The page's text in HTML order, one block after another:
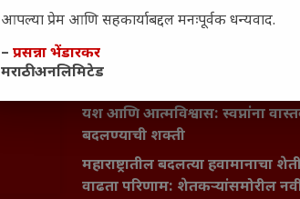
वैभवशाली इतिहासाचे साक्षीदार
संवेदनशीलता : आजच्या तरुणांच्या
यश आणि आत्मविश्वास: स्वप्नांना
बदलण्याची शक्ती
महाराष्ट्रातील बदलत्या हवामानाचा
वाढता परिणाम: शेतकऱ्यांसमोरील
आपल्या प्रेम आणि सहकार्याबद्दल मनःपूर्वक धन्यवाद.
– प्रसन्ना भेंडारकर
मराठी अनलिमिटेड